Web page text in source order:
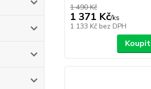
1 490 Kč
1 371 Kč/ks
1 133 Kč bez DPH
Koupit